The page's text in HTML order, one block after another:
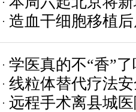
造血干细胞移植
学医真的不“香”了
线粒体替代疗法
远程手术离县城